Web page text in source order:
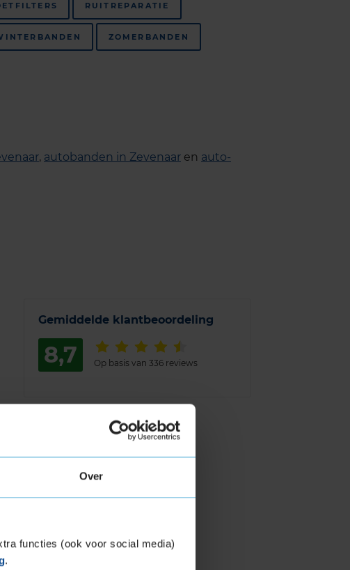
Over
functies (ook voor social media)
.
RUITREPARATIE
ZOMERBANDEN
, autobanden in Zevenaar en auto-
Gemiddelde klantbeoordeling
8,7 Op basis van 336 reviews